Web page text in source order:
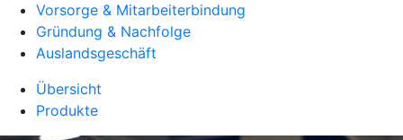
Vorsorge & Mitarbeiterbindung
Gründung & Nachfolge
Auslandsgeschäft
Übersicht
Produkte